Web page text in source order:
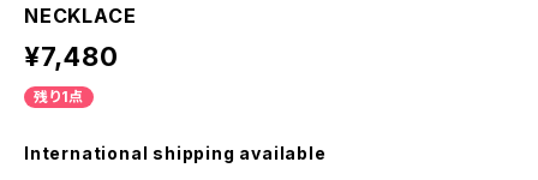
NECKLACE
¥7,480
残り1点
International shipping available